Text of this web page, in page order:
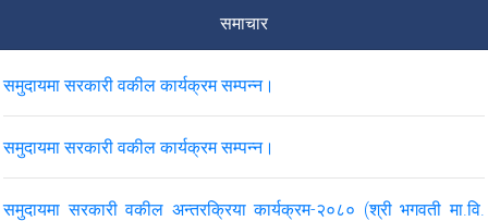
समाचार
समुदायमा सरकारी वकील कार्यक्रम सम्पन्न।
समुदायमा सरकारी वकील कार्यक्रम सम्पन्न।
समुदायमा सरकारी वकील अन्तरक्रिया कार्यक्रम-२०८० (श्री भगवती मा.वि.